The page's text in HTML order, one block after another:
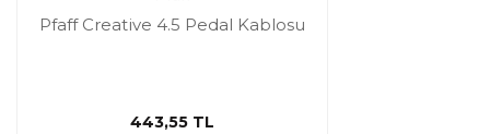
Pfaff Creative 4.5 Pedal Kablosu
443,55 TL